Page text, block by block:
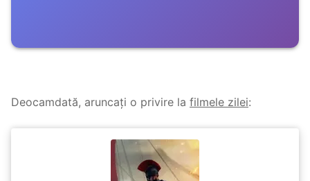
Deocamdată, aruncați o privire la filmele zilei: